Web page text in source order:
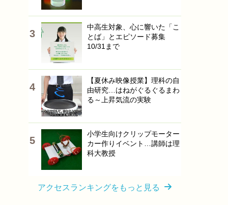
中高生対象、心に響いた「こ
とば」とエピソード募集
10/31まで
【夏休み映像授業】理科の自
由研究…はねがぐるぐるまわ
る～上昇気流の実験
小学生向けクリップモーター
カー作りイベント…講師は理
科大教授
アクセスランキングをもっと見る